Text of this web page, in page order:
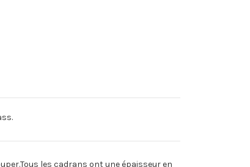
les cadrans ont une épaisseur en